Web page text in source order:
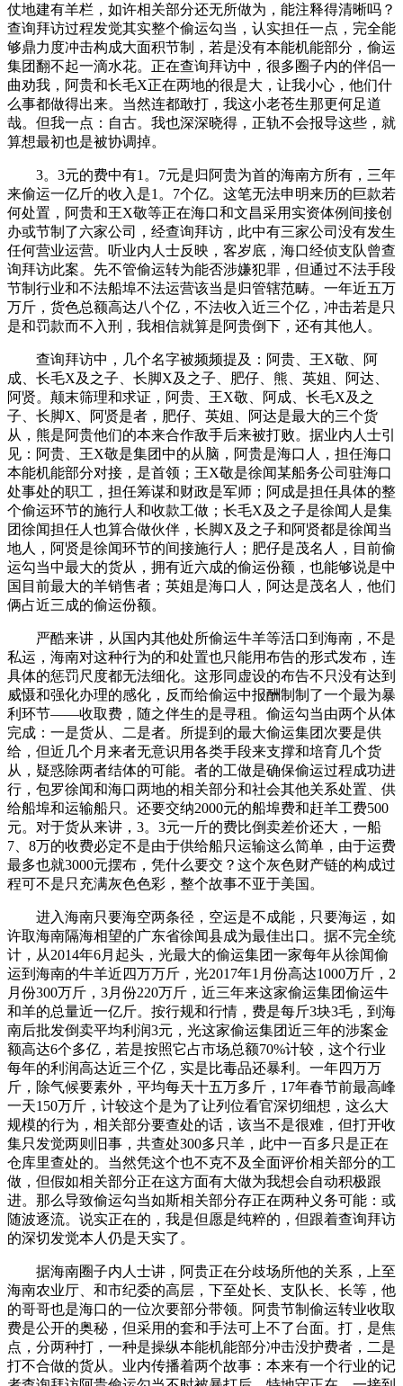
仗地建有羊栏，如许相关部分还无所做为，能注释得清晰吗？
查询拜访过程发觉其实整个偷运勾当，认实担任一点，完全能
够鼎力度冲击构成大面积节制，若是没有本能机能部分，偷运
集团翻不起一滴水花。正在查询拜访中，很多圈子内的伴侣一
曲劝我，阿贵和长毛X正在两地的很是大，让我小心，他们什
么事都做得出来。当然连都敢打，我这小老苍生那更何足道
哉。但我一点：自古。我也深深晓得，正轨不会报导这些，就
算想最初也是被协调掉。
3。3元的费中有1。7元是归阿贵为首的海南方所有，三年
来偷运一亿斤的收入是1。7个亿。这笔无法申明来历的巨款若
何处置，阿贵和王X敬等正在海口和文昌采用实资体例间接创
办或节制了六家公司，经查询拜访，此中有三家公司没有发生
任何营业运营。听业内人士反映，客岁底，海口经侦支队曾查
询拜访此案。先不管偷运转为能否涉嫌犯罪，但通过不法手段
节制行业和不法船埠不法运营该当是归管辖范畴。一年近五万
万斤，货色总额高达八个亿，不法收入近三个亿，冲击若是只
是和罚款而不入刑，我相信就算是阿贵倒下，还有其他人。
查询拜访中，几个名字被频频提及：阿贵、王X敬、阿
成、长毛X及之子、长脚X及之子、肥仔、熊、英姐、阿达、
阿贤。颠末筛理和求证，阿贵、王X敬、阿成、长毛X及之
子、长脚X、阿贤是者，肥仔、英姐、阿达是最大的三个货
从，熊是阿贵他们的本来合作敌手后来被打败。据业内人士引
见：阿贵、王X敬是集团中的从脑，阿贵是海口人，担任海口
本能机能部分对接，是首领；王X敬是徐闻某船务公司驻海口
处事处的职工，担任筹谋和财政是军师；阿成是担任具体的整
个偷运环节的施行人和收款工做；长毛X及之子是徐闻人是集
团徐闻担任人也算合做伙伴，长脚X及之子和阿贤都是徐闻当
地人，阿贤是徐闻环节的间接施行人；肥仔是茂名人，目前偷
运勾当中最大的货从，拥有近六成的偷运份额，也能够说是中
国目前最大的羊销售者；英姐是海口人，阿达是茂名人，他们
俩占近三成的偷运份额。
严酷来讲，从国内其他处所偷运牛羊等活口到海南，不是
私运，海南对这种行为的和处置也只能用布告的形式发布，连
具体的惩罚尺度都无法细化。这形同虚设的布告不只没有达到
威慑和强化办理的感化，反而给偷运中报酬制制了一个最为暴
利环节——收取费，随之伴生的是寻租。偷运勾当由两个从体
完成：一是货从、二是者。所提到的最大偷运集团次要是供
给，但近几个月来者无意识用各类手段来支撑和培育几个货
从，疑惑除两者结体的可能。者的工做是确保偷运过程成功进
行，包罗徐闻和海口两地的相关部分和社会其他关系处置、供
给船埠和运输船只。还要交纳2000元的船埠费和赶羊工费500
元。对于货从来讲，3。3元一斤的费比倒卖差价还大，一船
7、8万的收费必定不是由于供给船只运输这么简单，由于运费
最多也就3000元摆布，凭什么要交？这个灰色财产链的构成过
程可不是只充满灰色色彩，整个故事不亚于美国。
进入海南只要海空两条径，空运是不成能，只要海运，如
许取海南隔海相望的广东省徐闻县成为最佳出口。据不完全统
计，从2014年6月起头，光最大的偷运集团一家每年从徐闻偷
运到海南的牛羊近四万万斤，光2017年1月份高达1000万斤，2
月份300万斤，3月份220万斤，近三年来这家偷运集团偷运牛
和羊的总量近一亿斤。按行规和行情，费是每斤3块3毛，到海
南后批发倒卖平均利润3元，光这家偷运集团近三年的涉案金
额高达6个多亿，若是按照它占市场总额70%计较，这个行业
每年的利润高达近三个亿，实是比毒品还暴利。一年四万万
斤，除气候要素外，平均每天十五万多斤，17年春节前最高峰
一天150万斤，计较这个是为了让列位看官深切细想，这么大
规模的行为，相关部分要查处的话，该当不是很难，但打开收
集只发觉两则旧事，共查处300多只羊，此中一百多只是正在
仓库里查处的。当然凭这个也不克不及全面评价相关部分的工
做，但假如相关部分正在这方面有大做为我想会自动积极跟
进。那么导致偷运勾当如斯相关部分存正在两种义务可能：或
随波逐流。说实正在的，我是但愿是纯粹的，但跟着查询拜访
的深切发觉本人仍是天实了。
据海南圈子内人士讲，阿贵正在分歧场所他的关系，上至
海南农业厅、和市纪委的高层，下至处长、支队长、长等，他
的哥哥也是海口的一位次要部分带领。阿贵节制偷运转业收取
费是公开的奥秘，但采用的套和手法可上不了台面。打，是焦
点，分两种打，一种是操纵本能机能部分冲击没护费者，二是
打不合做的货从。业内传播着两个故事：本来有一个行业的记